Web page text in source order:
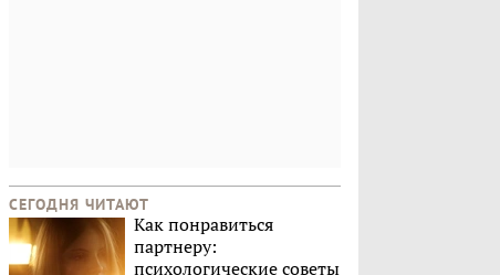
СЕГОДНЯ ЧИТАЮТ
Как понравиться
партнеру:
психологические советы